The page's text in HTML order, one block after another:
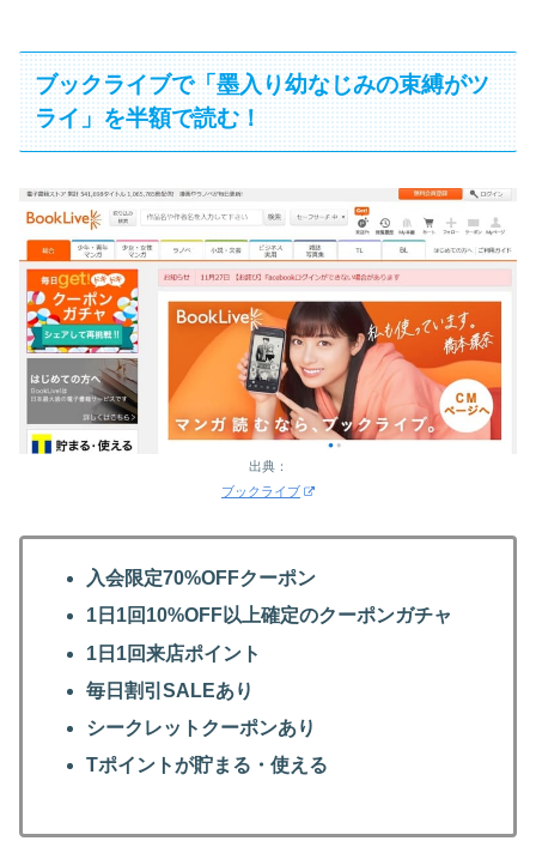
ブックライブで「墨入り幼なじみの束縛がツ
ライ」を半額で読む！
出典：
ブックライブ
入会限定70%OFFクーポン
1日1回10%OFF以上確定のクーポンガチャ
1日1回来店ポイント
毎日割引SALEあり
シークレットクーポンあり
Tポイントが貯まる・使える